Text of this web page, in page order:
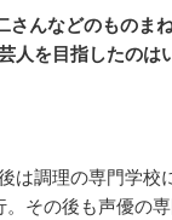
んなどのものま
人を目指したのは
は調理の専門学校
その後も声優の